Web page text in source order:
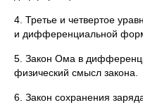
4. Третье и четвертое
и
5. Закон Ома в
физический смысл закона.
6. Закон сохранения